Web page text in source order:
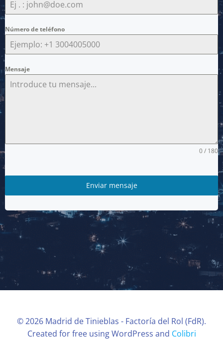
Número de teléfono
Mensaje
0 / 180
Enviar mensaje
© 2026 Madrid de Tinieblas - Factoría del Rol (FdR).
Created for free using WordPress and Colibri